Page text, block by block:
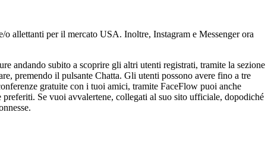
allettanti per il mercato USA. Inoltre, Instagram e Messenger ora
andando subito a scoprire gli altri utenti registrati, tramite la sezione
premendo il pulsante Chatta. Gli utenti possono avere fino a tre
gratuite con i tuoi amici, tramite FaceFlow puoi anche
Se vuoi avvalertene, collegati al suo sito ufficiale, dopodiché